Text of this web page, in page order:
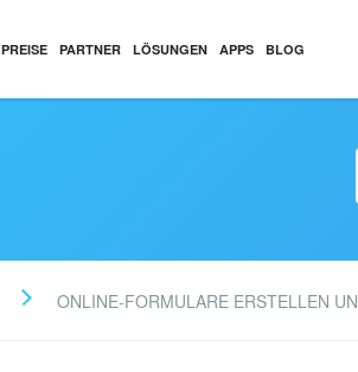
PREISE PARTNER LÖSUNGEN APPS BLOG
ONLINE-FORMULARE ERSTELLEN